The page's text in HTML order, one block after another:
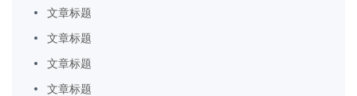
文章标题
文章标题
文章标题
文章标题